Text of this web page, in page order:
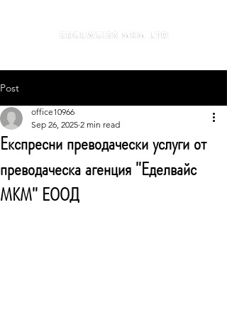
Post
Експресни преводачески услуги от
преводаческа агенция "Еделвайс
МКМ" ЕООД
office10966
Sep 26, 2025 2 min read